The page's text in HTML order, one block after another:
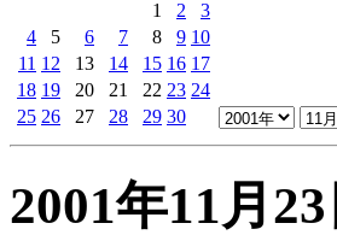
1
2
3
4
5 6 7 8 9 10
11 12 13 14 15 16 17
18 19 20 21 22 23 24
25 26 27 28 29 30
2001年11月